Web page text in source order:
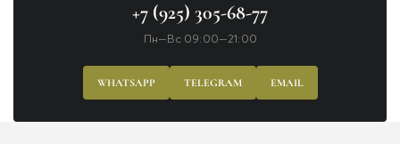
+7 (925) 305-68-77
Пн—Вс 09:00—21:00
WHATSAPP TELEGRAM EMAIL